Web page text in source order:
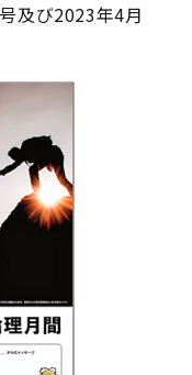
及び2023年4月